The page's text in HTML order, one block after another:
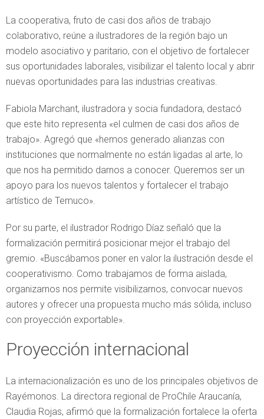
La cooperativa, fruto de casi dos años de trabajo
colaborativo, reúne a ilustradores de la región bajo un
modelo asociativo y paritario, con el objetivo de fortalecer
sus oportunidades laborales, visibilizar el talento local y abrir
nuevas oportunidades para las industrias creativas.
Fabiola Marchant, ilustradora y socia fundadora, destacó
que este hito representa «el culmen de casi dos años de
trabajo». Agregó que «hemos generado alianzas con
instituciones que normalmente no están ligadas al arte, lo
que nos ha permitido darnos a conocer. Queremos ser un
apoyo para los nuevos talentos y fortalecer el trabajo
artístico de Temuco».
Por su parte, el ilustrador Rodrigo Díaz señaló que la
formalización permitirá posicionar mejor el trabajo del
gremio. «Buscábamos poner en valor la ilustración desde el
cooperativismo. Como trabajamos de forma aislada,
organizarnos nos permite visibilizarnos, convocar nuevos
autores y ofrecer una propuesta mucho más sólida, incluso
con proyección exportable».
Proyección internacional
La internacionalización es uno de los principales objetivos de
Rayémonos. La directora regional de ProChile Araucanía,
Claudia Rojas, afirmó que la formalización fortalece la oferta